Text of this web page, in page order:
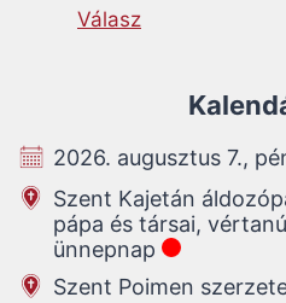
Válasz
2026. augusztus 7.,
Szent Kajetán
pápa és társai,
ünnepnap
Szent Poimen